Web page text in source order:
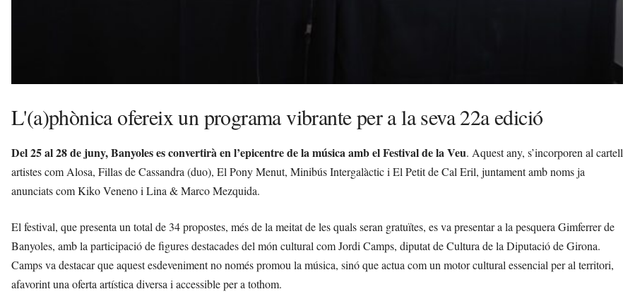
L'(a)phònica ofereix un programa vibrante per a la seva 22a edició
Del 25 al 28 de juny, Banyoles es convertirà en l’epicentre de la música amb el Festival de la Veu. Aquest any, s’incorporen al cartell
artistes com Alosa, Fillas de Cassandra (duo), El Pony Menut, Minibús Intergalàctic i El Petit de Cal Eril, juntament amb noms ja
anunciats com Kiko Veneno i Lina & Marco Mezquida.
El festival, que presenta un total de 34 propostes, més de la meitat de les quals seran gratuïtes, es va presentar a la pesquera Gimferrer de
Banyoles, amb la participació de figures destacades del món cultural com Jordi Camps, diputat de Cultura de la Diputació de Girona.
Camps va destacar que aquest esdeveniment no només promou la música, sinó que actua com un motor cultural essencial per al territori,
afavorint una oferta artística diversa i accessible per a tothom.